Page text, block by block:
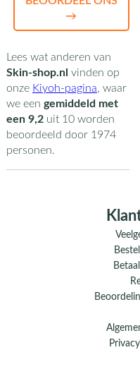
→
Lees wat anderen van
Skin-shop.nl vinden op
onze Kiyoh-pagina, waar
we een gemiddeld met
een 9,2uit 10worden
beoordeeld door 1974
personen.